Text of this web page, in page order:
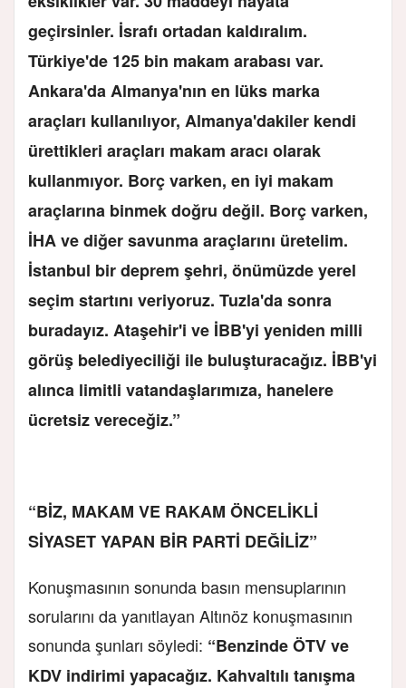
geçirsinler. İsrafı ortadan kaldıralım.
Türkiye'de 125 bin makam arabası var.
Ankara'da Almanya'nın en lüks marka
araçları kullanılıyor, Almanya'dakiler kendi
ürettikleri araçları makam aracı olarak
kullanmıyor. Borç varken, en iyi makam
araçlarına binmek doğru değil. Borç varken,
İHA ve diğer savunma araçlarını üretelim.
İstanbul bir deprem şehri, önümüzde yerel
seçim startını veriyoruz. Tuzla'da sonra
buradayız. Ataşehir'i ve İBB'yi yeniden milli
görüş belediyeciliği ile buluşturacağız. İBB'yi
alınca limitli vatandaşlarımıza, hanelere
ücretsiz vereceğiz.”
“BİZ, MAKAM VE RAKAM ÖNCELİKLİ
SİYASET YAPAN BİR PARTİ DEĞİLİZ”
Konuşmasının sonunda basın mensuplarının
sorularını da yanıtlayan Altınöz konuşmasının
sonunda şunları söyledi: “Benzinde ÖTV ve
KDV indirimi yapacağız. Kahvaltılı tanışma